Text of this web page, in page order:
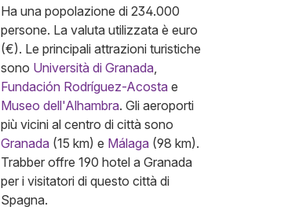
Ha una popolazione di 234.000
persone. La valuta utilizzata è euro
(€). Le principali attrazioni turistiche
sono Università di Granada,
Fundación Rodríguez-Acosta e
Museo dell'Alhambra. Gli aeroporti
più vicini al centro di città sono
Granada (15 km) e Málaga (98 km).
Trabber offre 190 hotel a Granada
per i visitatori di questo città di
Spagna.